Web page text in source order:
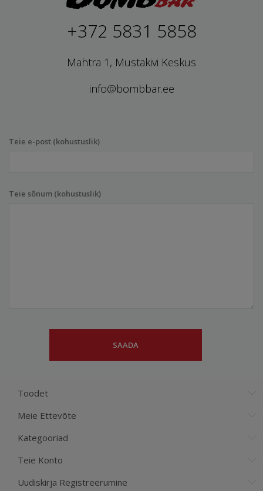
+372 5831 5858
Mahtra 1, Mustakivi Keskus
info@bombbar.ee
Teie e-post (kohustuslik)
Teie sõnum (kohustuslik)
Toodet
Meie Ettevõte
Kategooriad
Teie Konto
Uudiskirja Registreerumine